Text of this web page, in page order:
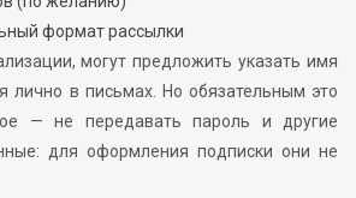
формат рассылки
могут предложить указать имя
лично в письмах. Но обязательным это
— не передавать пароль и другие
для оформления подписки они не